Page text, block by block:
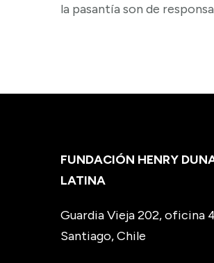
la pasantía son de
FUNDACIÓN HENRY
LATINA
Guardia Vieja 202, oficina
Santiago, Chile